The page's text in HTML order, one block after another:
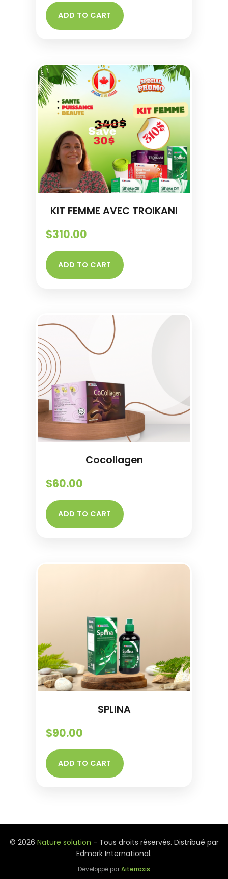
ADD TO CART
KIT FEMME AVEC TROIKANI
$310.00
ADD TO CART
Cocollagen
$60.00
ADD TO CART
SPLINA
$90.00
ADD TO CART
© 2026 Nature solution - Tous droits réservés. Distribué par
Edmark International.
Développé parAiterraxis